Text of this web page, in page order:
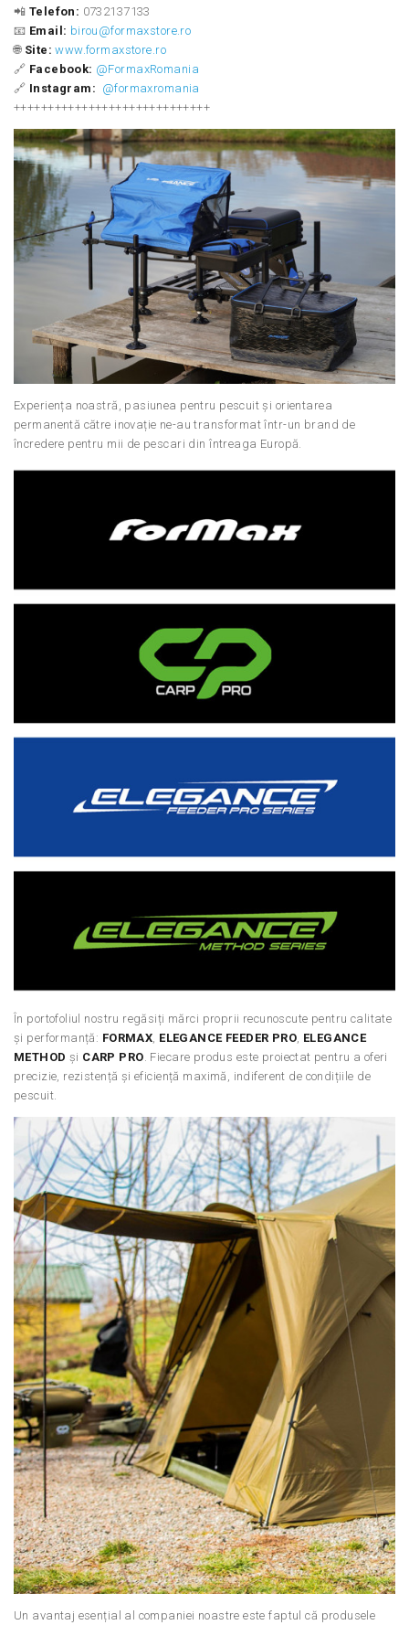
📲 Telefon: 0732137133
📧 Email: birou@formaxstore.ro
🌐Site: www.formaxstore.ro
🔗 Facebook: @FormaxRomania
🔗 Instagram: @formaxromania
+++++++++++++++++++++++++++++
Experiența noastră, pasiunea pentru pescuit și orientarea
permanentă către inovație ne-au transformat într-un brand de
încredere pentru mii de pescari din întreaga Europă.
În portofoliul nostru regăsiți mărci proprii recunoscute pentru calitate
și performanță: FORMAX ELEGANCE FEEDER PRO ELEGANCE
METHOD și CARP PRO . Fiecare produs este proiectat pentru a oferi
precizie, rezistență și eficiență maximă, indiferent de condițiile de
pescuit.
Un avantaj esențial al companiei noastre este faptul că produsele